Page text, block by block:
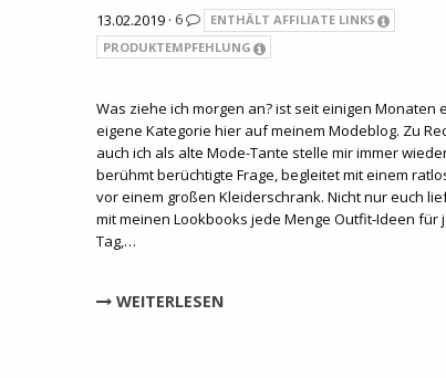
13.02.2019 · 6
ENTHÄLT AFFILIATE LINKS
PRODUKTEMPFEHLUNG
Was ziehe ich morgen an? ist seit einigen Monaten
eigene Kategorie hier auf meinem Modeblog. Zu
auch ich als alte Mode-Tante stelle mir immer
berühmt berüchtigte Frage, begleitet mit einem
vor einem großen Kleiderschrank. Nicht nur euch
mit meinen Lookbooks jede Menge Outfit-Ideen für
Tag,…
WEITERLESEN